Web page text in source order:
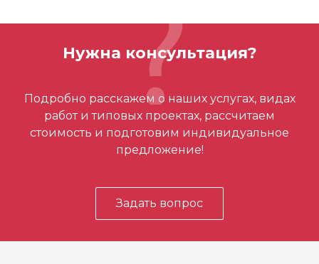
0.0367 кг
Отзывов ещё нет – ваш может стать
первым
Нужна консультация?
Подробно расскажем о наших услугах, видах
работ и типовых проектах, рассчитаем
стоимость и подготовим индивидуальное
предложение!
Задать вопрос